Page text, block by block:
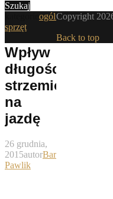
Szukaj
ogólnie,
sprzęt
Wpływ
długości
strzemion
na
jazdę
26 grudnia,
2015autorBartek
Pawlik
Copyright
Back to top